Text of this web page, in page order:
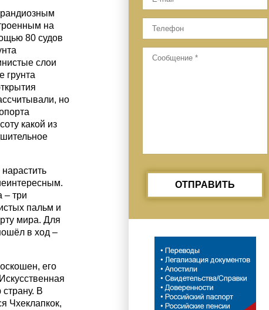
на
80 судов
слои
грунта
но
какой из
– три
пальм и
мира. Для
в ход –
его
В
Чхеклапкок,
ОТПРАВИТЬ